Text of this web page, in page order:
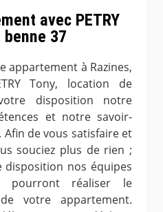
avec PETRY
37
appartement à Razines,
Tony, location de
disposition notre
et notre savoir-
de vous satisfaire et
souciez plus de rien ;
nos équipes
pourront réaliser le
votre appartement.